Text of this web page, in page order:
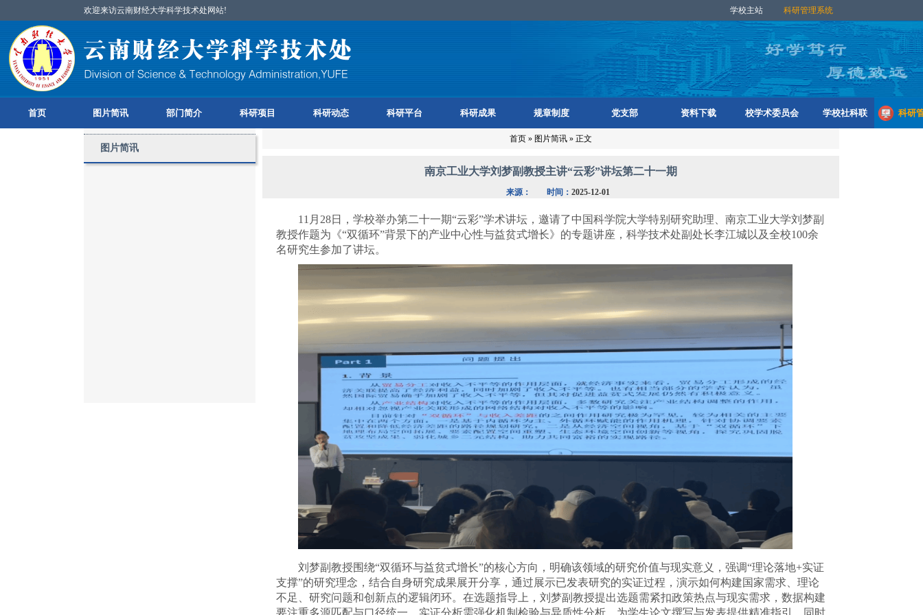
科研管理系统
学校主站
欢迎来访云南财经大学科学技术处网站!
首页 图片简讯 部门简介 科研项目 科研动态 科研平台 科研成果 规章制度 党支部 资料下载 校学术委员会 学校社科联 科研
图片简讯
首页 » 图片简讯 » 正文
南京工业大学刘梦副教授主讲“云彩”讲坛第二十一期
来源： 时间： 2025-12-01
11 月 28日 ， 学校举办第二十一期“云彩”学术讲坛 ， 邀请了中国科学院大学特别研究助理 、南京工业大学刘梦副
教授作题为《“双循环”背景下的产业中心性与益贫式增长》的专题讲座 ， 科学技术处副处长李江城以及全校100余
名研究生参加了讲坛。
刘梦副 教授围绕“双循环与益贫式增长”的核心方向，明确该领域的研究价值与现实意义，强调“理论落地+实证
支撑”的研究理念 ， 结合自身研究成果展开分享，通过展示已发表研究的实证过程，演示如何构建国家需求
理论
不足
研究问题和创新点的逻辑闭环。 在选题指导上 ，刘梦副 教授提出选题需紧扣政策热点与现实需求，数据构建
要注重多源匹配与口径统一，实证分析需强化机制检验与异质性分析，为学生论文撰写与发表提供精准指引，同时